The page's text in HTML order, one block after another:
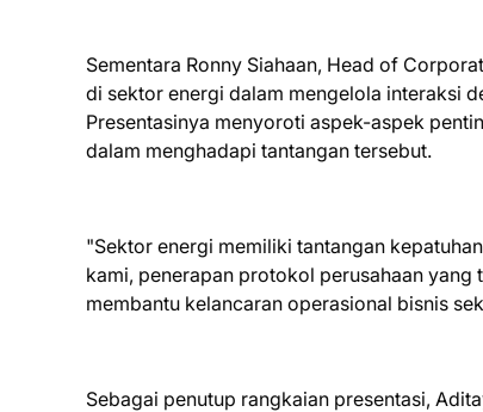
Sementara Ronny Siahaan, Head of
di sektor energi dalam mengelola interaksi
Presentasinya menyoroti aspek-aspek
dalam menghadapi tantangan tersebut.
"Sektor energi memiliki tantangan
kami, penerapan protokol perusahaan
membantu kelancaran operasional bisnis
Sebagai penutup rangkaian presentasi,